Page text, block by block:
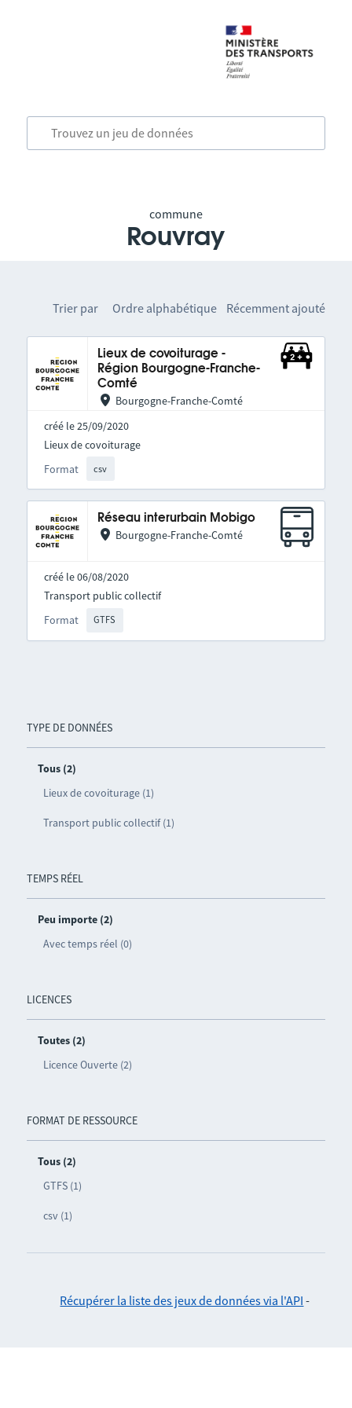
commune
Rouvray
TYPE DE DONNÉES
Tous (2)
Lieux de covoiturage (1)
Transport public collectif (1)
TEMPS RÉEL
Peu importe (2)
Avec temps réel (0)
LICENCES
Toutes (2)
Licence Ouverte (2)
FORMAT DE RESSOURCE
Tous (2)
GTFS (1)
csv (1)
Trier par Ordre alphabétique Récemment ajouté
Lieux de covoiturage -
Région Bourgogne-Franche-
Comté
Bourgogne-Franche-Comté
créé le 25/09/2020
Format csv
Lieux de covoiturage
Réseau interurbain Mobigo
Bourgogne-Franche-Comté
créé le 06/08/2020
Format GTFS
Transport public collectif
Récupérer la liste des jeux de données via l'API -